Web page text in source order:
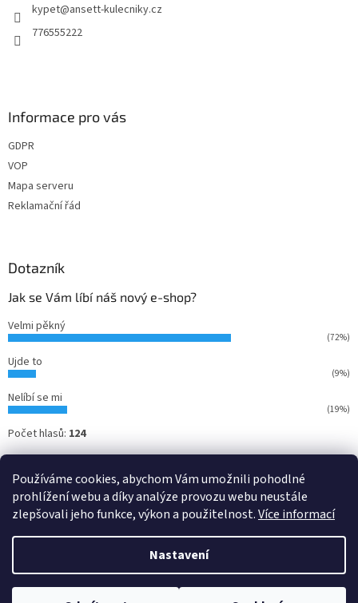
Používáme cookies, abychom Vám umožnili pohodlné
prohlížení webu a díky analýze provozu webu neustále
zlepšovali jeho funkce, výkon a použitelnost.Více informací
Nastavení
kypet@ansett-kulecniky.cz
776555222
Informace pro vás
GDPR
VOP
Mapa serveru
Reklamační řád
Dotazník
Jak se Vám líbí náš nový e-shop?
Velmi pěkný
(72%)
Ujde to
(9%)
Nelíbí se mi
(19%)
Počet hlasů: 124
Vytvořil Shoptet